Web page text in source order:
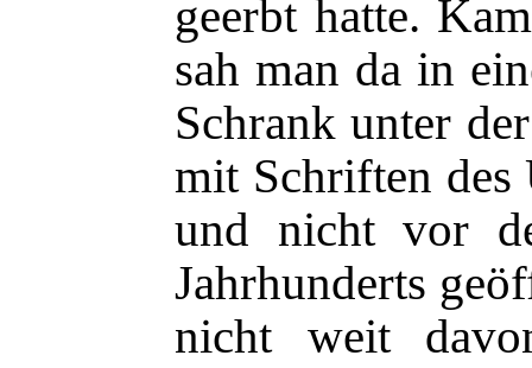
geerbt hatte.
sah man da in
Schrank unter
mit Schriften des
und nicht vor
Jahrhunderts
nicht weit